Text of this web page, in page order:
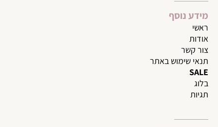
מידע נוסף
ראשי
אודות
צור קשר
תנאי שימוש באתר
SALE
בלוג
תגיות